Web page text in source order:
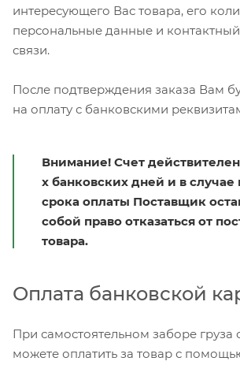
интересующего Вас товара, его
персональные данные и
связи.
После подтверждения заказа Вам
на оплату с банковскими
Внимание! Счет
х банковских дней и в
срока оплаты Поставщик
собой право отказаться от
товара.
Оплата банковской
При самостоятельном заборе груза
можете оплатить за товар с